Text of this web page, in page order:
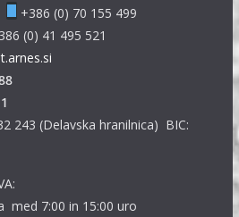
+386 (0) 70 155 499
(0) 41 495 521
243 (Delavska hranilnica) BIC:
med 7:00 in 15:00 uro